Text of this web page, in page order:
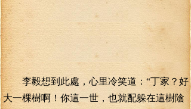
李毅想到此處，心里冷笑道：“丁家？好
大一棵樹啊！你這一世，也就配躲在這樹陰